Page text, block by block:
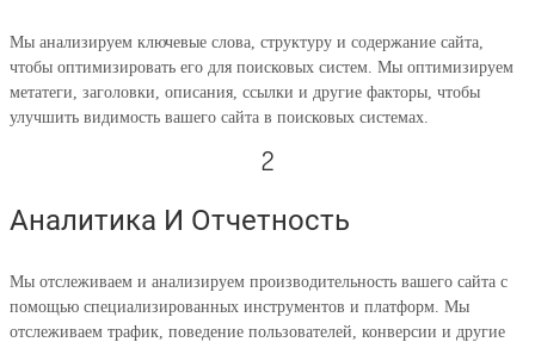
Мы анализируем ключевые слова, структуру и содержание сайта,
чтобы оптимизировать его для поисковых систем. Мы оптимизируем
метатеги, заголовки, описания, ссылки и другие факторы, чтобы
улучшить видимость вашего сайта в поисковых системах.
2
Аналитика И Отчетность
Мы отслеживаем и анализируем производительность вашего сайта с
помощью специализированных инструментов и платформ. Мы
отслеживаем трафик, поведение пользователей, конверсии и другие